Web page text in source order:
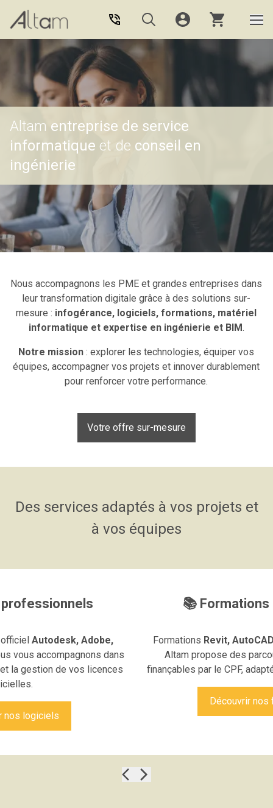
Aller au contenu principal
Altam entreprise de service
informatique et de conseil en
ingénierie
Nous accompagnons les PME et grandes entreprises dans
leur transformation digitale grâce à des solutions sur-
mesure : infogérance, logiciels, formations, matériel
informatique et expertise en ingénierie et BIM.
Notre mission : explorer les technologies, équiper vos
équipes, accompagner vos projets et innover durablement
pour renforcer votre performance.
Votre offre sur-mesure
Des services adaptés à vos projets et
à vos équipes
Autodesk, Adobe,
vous accompagnons dans
la gestion de vos licences
nos logiciels
📚
Formations Revit,
Altam propose des
finançables par le CPF,
Découvrir nos